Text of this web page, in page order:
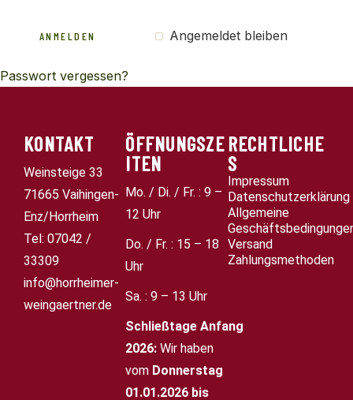
Angemeldet bleiben
ANMELDEN
Passwort vergessen?
KONTAKT
Weinsteige 33
71665 Vaihingen-
Enz/Horrheim
Tel: 07042 /
33309
info@horrheimer-
weingaertner.de
ÖFFNUNGSZE
ITEN
Mo. / Di. / Fr. : 9 –
12 Uhr
Do. / Fr. : 15 – 18
Uhr
Sa. : 9 – 13 Uhr
Schließtage Anfang
2026: Wir haben
vom Donnerstag
01.01.2026 bis
RECHTLICHE
S
Impressum
Datenschutzerklärung
Allgemeine
Versand
Zahlungsmethoden